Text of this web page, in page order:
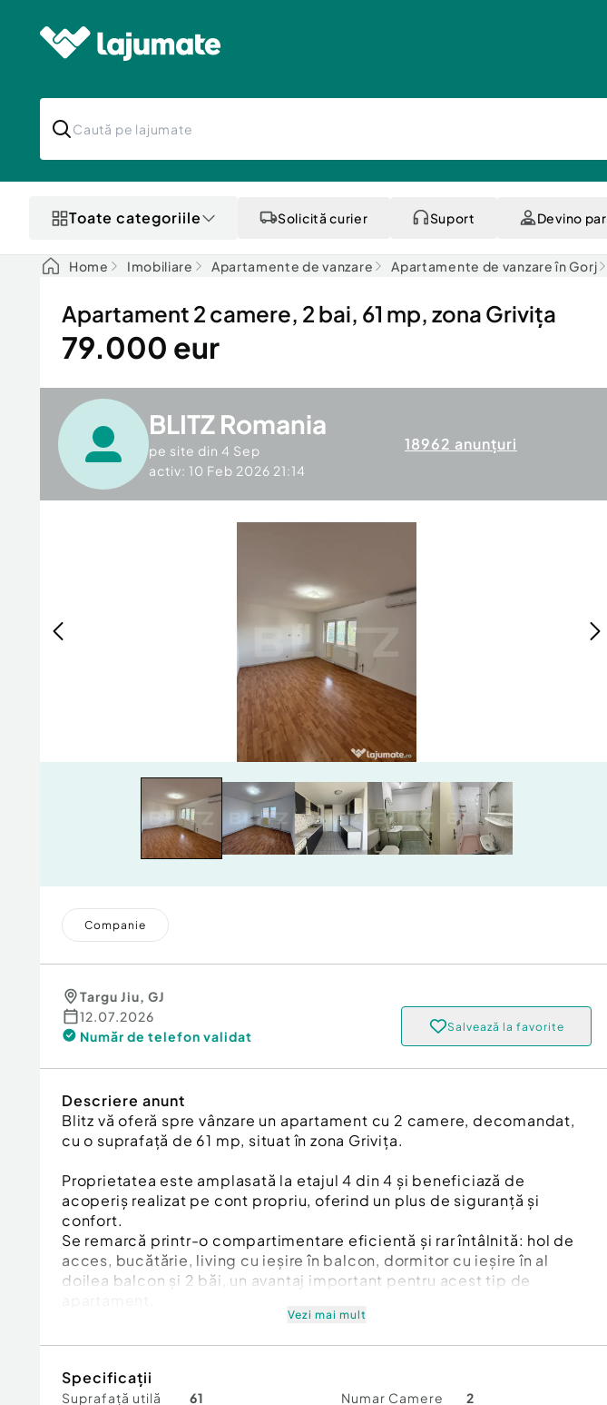
Toate categoriile Solicită curier Suport Devino
Home Imobiliare Apartamente de vanzare Apartamente de vanzare în Gorj
Apartament 2 camere, 2 bai, 61 mp, zona Grivița
79.000 eur
BLITZ Romania
pe site din 4 Sep
activ: 10 Feb 2026 21:14
18962 anunțuri
Companie
Targu Jiu, GJ
12.07.2026
Număr de telefon validat
Salvează la favorite
Descriere anunt
Blitz vă oferă spre vânzare un apartament cu 2 camere, decomandat,
cu o suprafață de 61 mp, situat în zona Grivița.
Proprietatea este amplasată la etajul 4 din 4 și beneficiază de
acoperiș realizat pe cont propriu, oferind un plus de siguranță și
confort.
Se remarcă printr-o compartimentare eficientă și rar întâlnită: hol de
acces, bucătărie, living cu ieșire în balcon, dormitor cu ieșire în al
doilea balcon și 2 băi, un avantaj important pentru acest tip de
Vă așteptăm cu drag la vizionare!
Vezi mai mult
Specificații
Suprafață utilă
61 Numar Camere 2